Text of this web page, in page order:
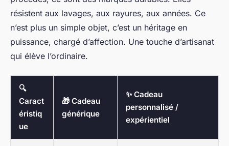
résistent aux lavages, aux rayures, aux années. Ce
n’est plus un simple objet, c’est un héritage en
puissance, chargé d’affection. Une touche d’artisanat
qui élève l’ordinaire.
🔍
Caract
éristiq
ue
🎁 Cadeau
générique
✨ Cadeau
personnalisé /
expérientiel